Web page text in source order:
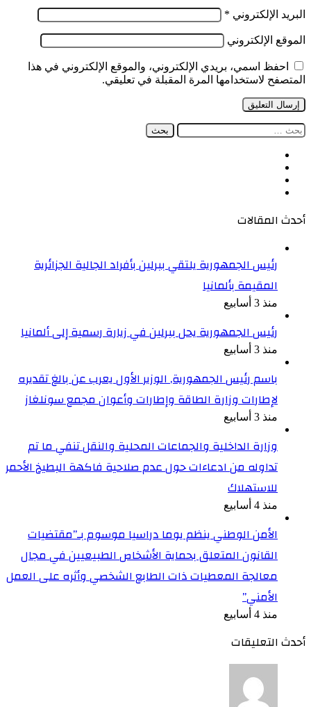
البريد الإلكتروني *
الموقع الإلكتروني
احفظ اسمي، بريدي الإلكتروني، والموقع الإلكتروني في هذا
المتصفح لاستخدامها المرة المقبلة في تعليقي.
البحث
أحدث المقالات
رئيس الجمهورية يلتقي ببرلين بأفراد الجالية الجزائرية
المقيمة بألمانيا
منذ 3 أسابيع
رئيس الجمهورية يحل ببرلين في زيارة رسمية إلى ألمانيا
منذ 3 أسابيع
باسم رئيس الجمهورية, الوزير الأول يعرب عن بالغ تقديره
لإطارات وزارة الطاقة وإطارات وأعوان مجمع سونلغاز
منذ 3 أسابيع
وزارة الداخلية والجماعات المحلية والنقل تنفي ما تم
تداوله من ادعاءات حول عدم صلاحية فاكهة البطيخ الأحمر
للاستهلاك
منذ 4 أسابيع
الأمن الوطني ينظم يوما دراسيا موسوم بـ”مقتضيات
القانون المتعلق بحماية الأشخاص الطبيعيين في مجال
معالجة المعطيات ذات الطابع الشخصي وأثره على العمل
الأمني”
منذ 4 أسابيع
أحدث التعليقات